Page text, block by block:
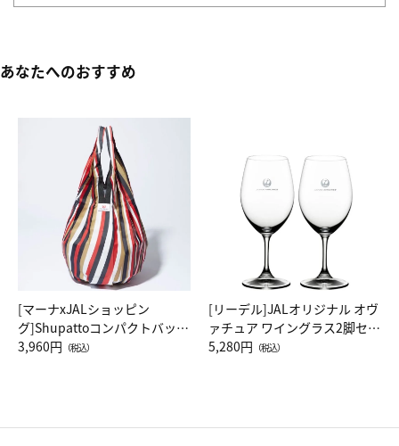
あなたへのおすすめ
[マーナxJALショッピン
グ]Shupattoコンパクトバッグ
Drop JAL客室乗務員（LC）ス
3,960円 （税込）
[リーデル]JALオリジナル オヴ
ァチュア ワイングラス2脚セッ
ト（レッドワイン）
5,280円 （税込）